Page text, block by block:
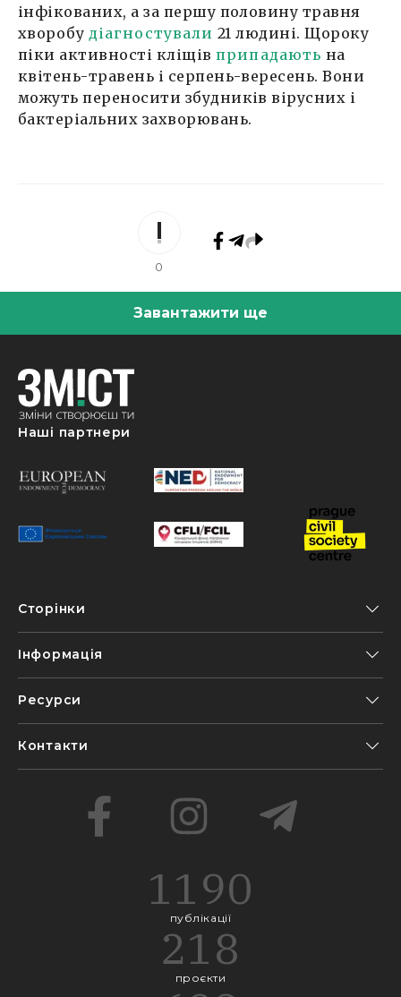
інфікованих, а за першу половину травня
хворобу діагностували 21 людині. Щороку
піки активності кліщівприпадають на
квітень-травень і серпень-вересень. Вони
можуть переносити збудників вірусних і
бактеріальних захворювань.
0
Завантажити ще
Наші партнери
Сторінки
Інформація
Ресурси
Контакти
1190
публікації
218
проєкти